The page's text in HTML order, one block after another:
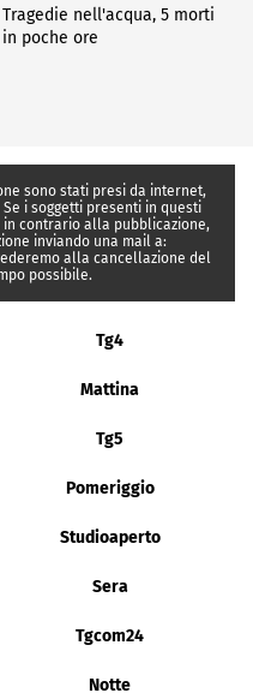
Tragedie nell'acqua, 5 morti
in poche ore
sono stati presi da internet,
i soggetti presenti in questi
contrario alla pubblicazione,
inviando una mail a:
alla cancellazione del
possibile.
Tg4
Mattina
Tg5
Pomeriggio
Studioaperto
Sera
Tgcom24
Notte